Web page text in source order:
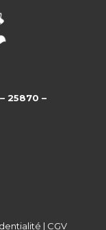
25870 –
| CGV